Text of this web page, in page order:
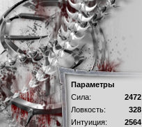
Параметры
Сила:
2472
Ловкость:
328
Интуиция:
2564